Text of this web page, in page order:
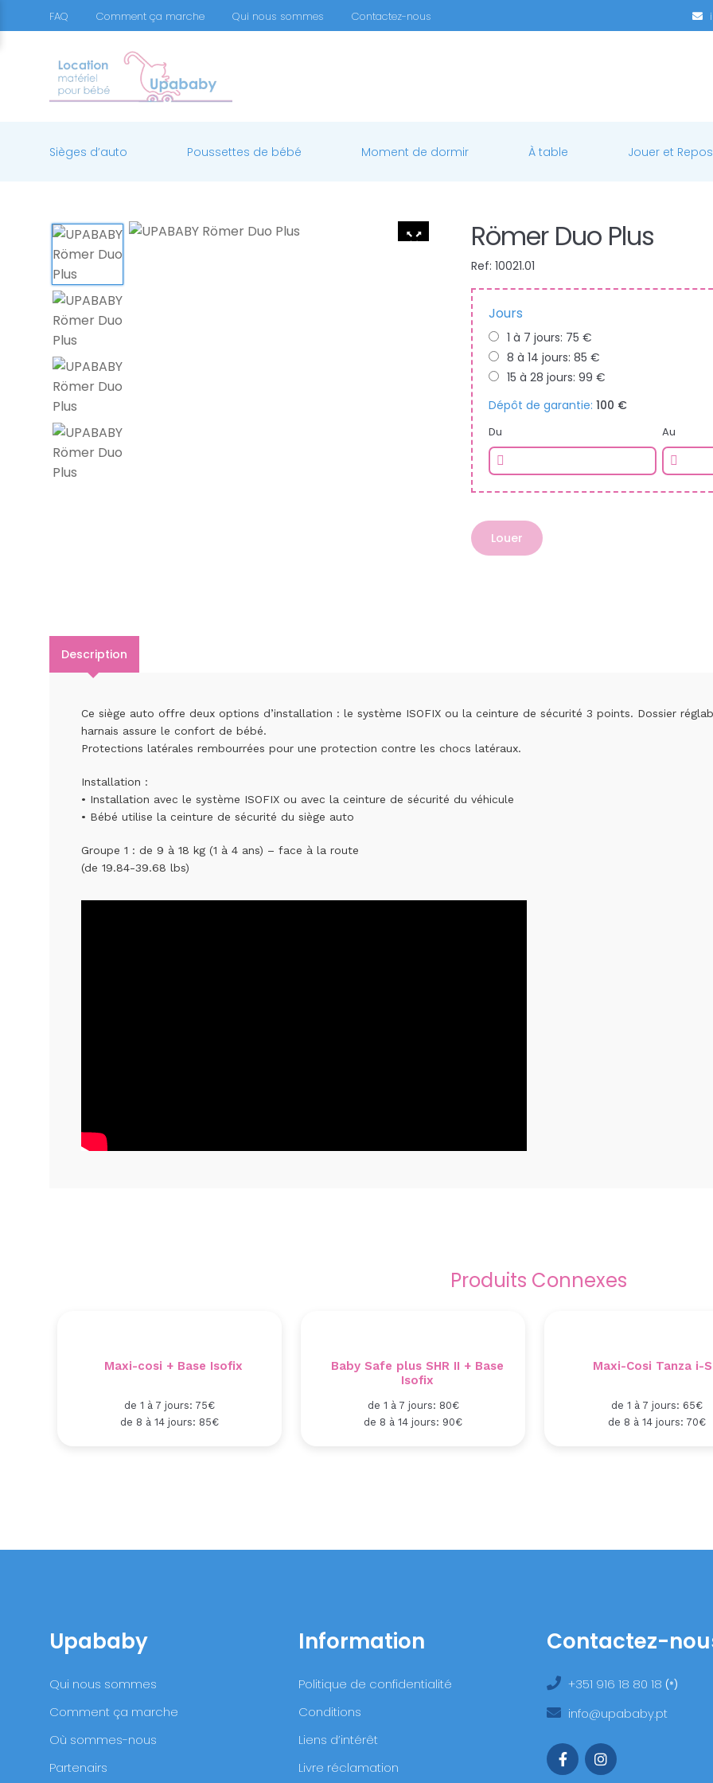
FAQ Comment ça marche Qui nous sommes Contactez-nous
Sièges d’auto Poussettes de bébé Moment de dormir À table Jouer et
Römer Duo Plus
Ref: 10021.01
Jours
1 à 7 jours: 75 €
8 à 14 jours: 85 €
15 à 28 jours: 99 €
Dépôt de garantie:100 €
Du Au
Louer
Description
Ce siège auto offre deux options d’installation : le système ISOFIX ou la ceinture de sécurité 3 points. Dossier
harnais assure le confort de bébé.
Protections latérales rembourrées pour une protection contre les chocs latéraux.
Installation :
• Installation avec le système ISOFIX ou avec la ceinture de sécurité du véhicule
• Bébé utilise la ceinture de sécurité du siège auto
Groupe 1 : de 9 à 18 kg (1 à 4 ans) – face à la route
(de 19.84-39.68 lbs)
Produits Connexes
Maxi-cosi + Base Isofix
de 1 à 7 jours: 75€
de 8 à 14 jours: 85€
Baby Safe plus SHR II + Base
Isofix
de 1 à 7 jours: 80€
de 8 à 14 jours: 90€
Maxi-Cosi Tanza i-
de 1 à 7 jours: 65€
de 8 à 14 jours: 70€
Upababy
Qui nous sommes
Comment ça marche
Où sommes-nous
Partenairs
Information
Politique de confidentialité
Conditions
Liens d’intérêt
Livre réclamation
Contactez-
+351 916 18 80 18 (*)
info@upababy.pt